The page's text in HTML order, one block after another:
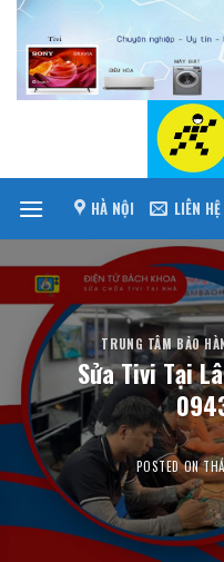
Skip
content
HÀ NỘI LIÊN HỆ
TRUNG TÂM BẢO
Sửa Tivi Tại
POSTED ON